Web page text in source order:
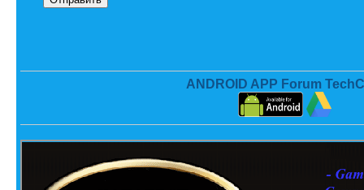
ANDROID APP Forum